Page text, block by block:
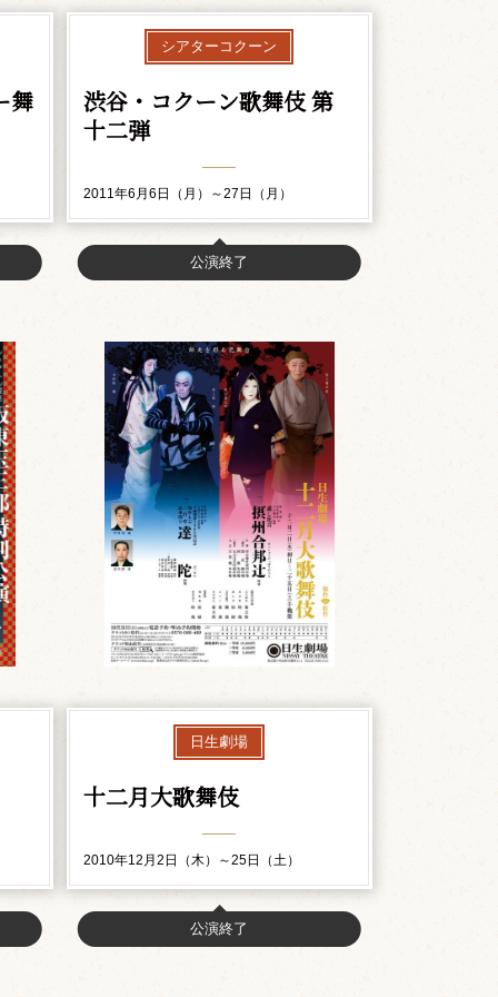
舞
シアターコクーン
渋谷・コクーン歌舞伎 第
十二弾
2011年6月6日（月）～27日（月）
公演終了
日生劇場
十二月大歌舞伎
2010年12月2日（木）～25日（土）
公演終了